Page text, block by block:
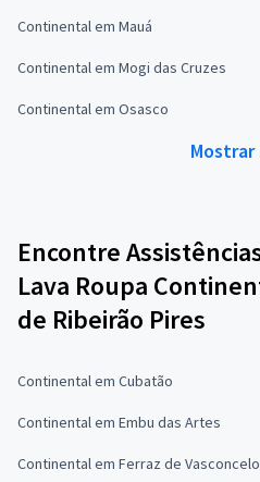
Continental em Mauá
Continental em Mogi das Cruzes
Continental em Osasco
Mostrar
Encontre
Lava Roupa
de Ribeirão Pires
Continental em Cubatão
Continental em Embu das Artes
Continental em Ferraz de